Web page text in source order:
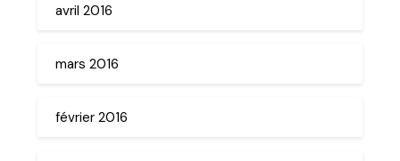
avril 2016
mars 2016
février 2016